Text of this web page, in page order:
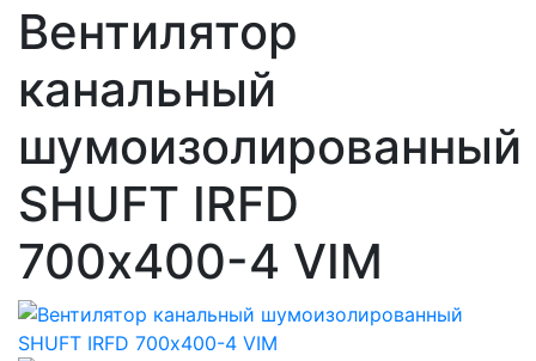
Вентилятор
канальный
шумоизолированный
SHUFT IRFD
700х400-4 VIM